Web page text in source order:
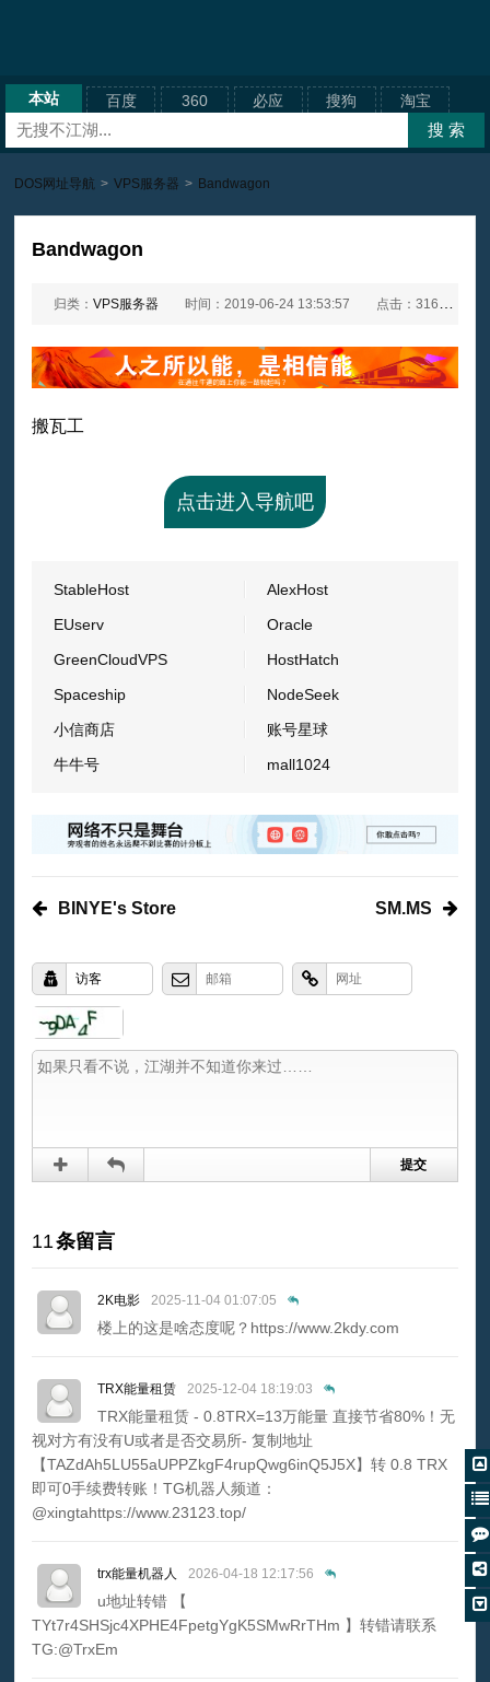
本站 百度 360 必应 搜狗 淘宝
DOS网址导航 > VPS服务器 > Bandwagon
Bandwagon
归类：VPS服务器 时间：2019-06-24 13:53:57 点击：3160次
搬瓦工
点击进入导航吧
StableHost
AlexHost
EUserv
Oracle
GreenCloudVPS
HostHatch
Spaceship
NodeSeek
小信商店
账号星球
牛牛号
mall1024
BINYE's Store SM.MS
11条留言
2K电影 2025-11-04 01:07:05
楼上的这是啥态度呢？https://www.2kdy.com
TRX能量租赁 2025-12-04 18:19:03
TRX能量租赁 - 0.8TRX=13万能量 直接节省80%！无
视对方有没有U或者是否交易所- 复制地址
【TAZdAh5LU55aUPPZkgF4rupQwg6inQ5J5X】转 0.8 TRX
即可0手续费转账！TG机器人频道：
@xingtahttps://www.23123.top/
trx能量机器人 2026-04-18 12:17:56
u地址转错 【
TYt7r4SHSjc4XPHE4FpetgYgK5SMwRrTHm 】转错请联系
TG:@TrxEm